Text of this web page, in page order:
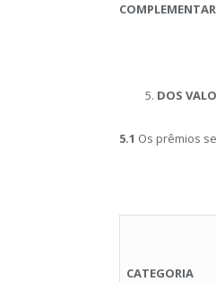
DOS
5.1 Os prêmios
CATEGORIA